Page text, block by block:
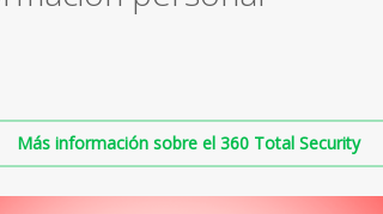
Más información sobre el 360 Total Security